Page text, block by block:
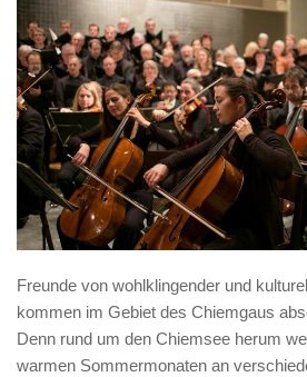
Freunde von wohlklingender und
kommen im Gebiet des Chiemgaus
Denn rund um den Chiemsee herum
warmen Sommermonaten an